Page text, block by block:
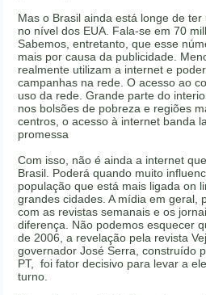
Mas o Brasil ainda está longe de
no nível dos EUA. Fala-se em 70
Sabemos, entretanto, que esse
mais por causa da publicidade.
realmente utilizam a internet e
campanhas na rede. O acesso ao
uso da rede. Grande parte do
nos bolsões de pobreza e regiões
centros, o acesso à internet banda
promessa
Com isso, não é ainda a internet
Brasil. Poderá quando muito
população que está mais ligada on
grandes cidades. A mídia em geral,
com as revistas semanais e os
diferença. Não podemos esquecer
de 2006, a revelação pela revista
governador José Serra, construído
PT, foi fator decisivo para levar a
turno.